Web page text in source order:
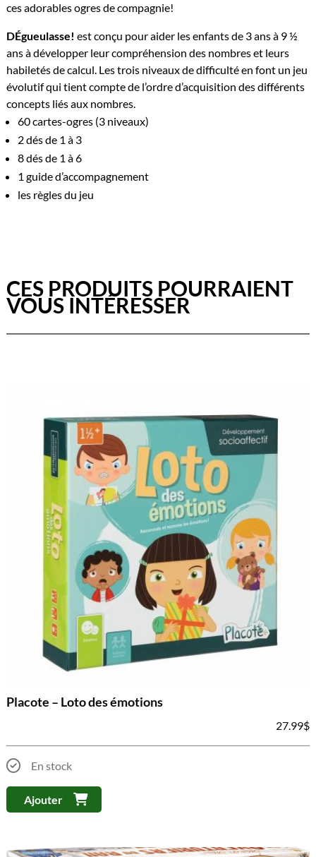
ces adorables ogres de compagnie!
DÉgueulasse! est conçu pour aider les enfants de 3 ans à 9 ½
ans à développer leur compréhension des nombres et leurs
habiletés de calcul. Les trois niveaux de difficulté en font un jeu
évolutif qui tient compte de l’ordre d’acquisition des différents
concepts liés aux nombres.
60 cartes-ogres (3 niveaux)
2 dés de 1 à 3
8 dés de 1 à 6
1 guide d’accompagnement
les règles du jeu
CES PRODUITS POURRAIENT
VOUS INTÉRESSER
Placote – Loto des émotions
27.99$
En stock
Ajouter